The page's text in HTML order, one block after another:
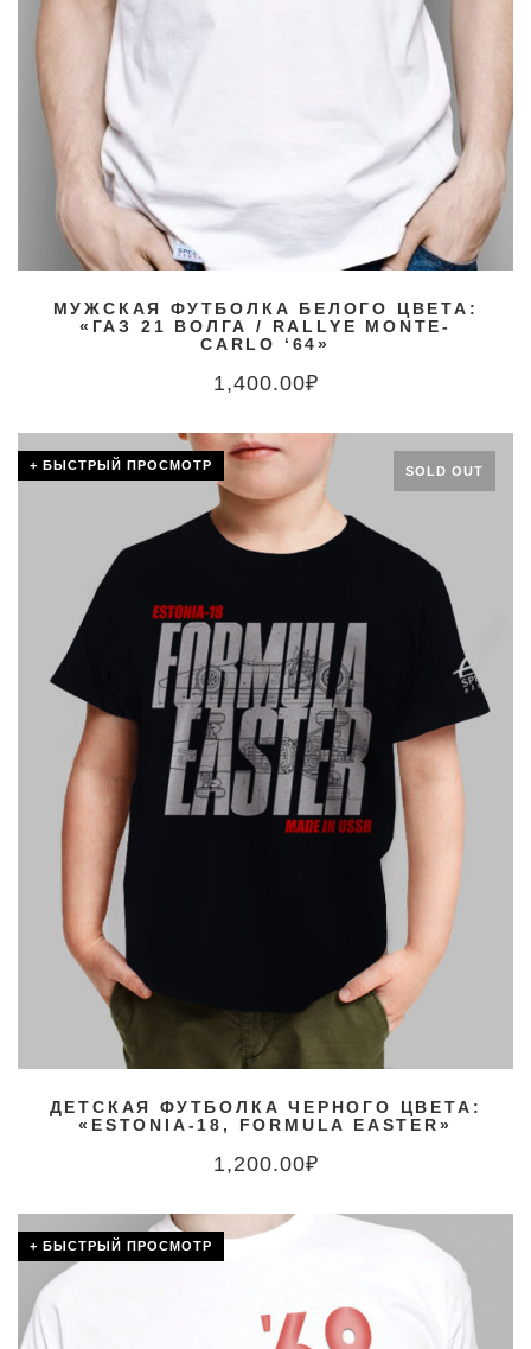
МУЖСКАЯ ФУТБОЛКА БЕЛОГО ЦВЕТА:
«ГАЗ 21 ВОЛГА / RALLYE MONTE-
CARLO ‘64»
1,400.00₽
+ БЫСТРЫЙ ПРОСМОТР SOLD OUT
ДЕТСКАЯ ФУТБОЛКА ЧЕРНОГО ЦВЕТА:
«ESTONIA-18, FORMULA EASTER»
1,200.00₽
+ БЫСТРЫЙ ПРОСМОТР